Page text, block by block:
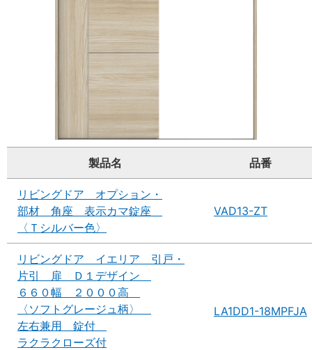
製品名 品番
リビングドア オプション・
部材 角座 表示カマ錠座
〈Ｔシルバー色〉
VAD13-ZT
リビングドア イエリア 引戸・
片引 扉 Ｄ１デザイン
６６０幅 ２０００高
〈ソフトグレージュ柄〉
左右兼用 錠付
ラクラクローズ付
LA1DD1-18MPFJA